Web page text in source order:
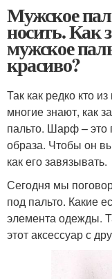
Мужское
носить. Как
мужское
красиво?
Так как редко кто
многие знают, как
пальто. Шарф – это
образа. Чтобы он
как его завязывать.
Сегодня мы
под пальто. Какие
элемента одежды.
этот аксессуар с